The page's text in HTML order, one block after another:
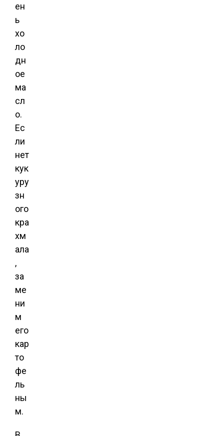
ен
ь
хо
ло
дн
ое
ма
сл
о.
Ес
ли
нет
кук
уру
зн
ого
кра
хм
ала
,
за
ме
ни
м
его
кар
то
фе
ль
ны
м.